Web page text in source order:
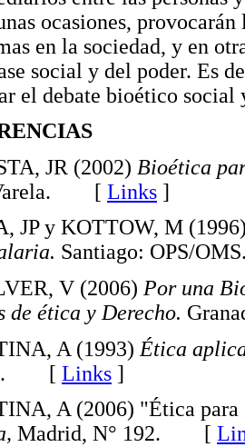
ocasiones,
en la sociedad, y en
social y del poder. Es
el debate bioético
JR (2002) Bioética
[ Links ]
JP y KOTTOW, M
Santiago: OPS/
V (2006) Por una
de ética y Derecho.
A (1993) Ética
[ Links ]
A (2006) "Ética
Madrid, N° 192. [